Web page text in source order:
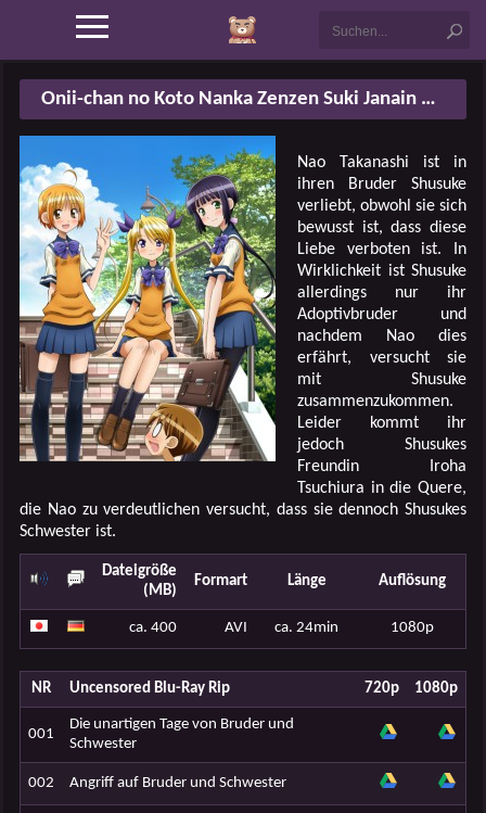
Onii-chan no Koto Nanka Zenzen Suki Janain Dakara ne!!
Nao Takanashi ist in
ihren Bruder Shusuke
verliebt, obwohl sie sich
bewusst ist, dass diese
Liebe verboten ist. In
Wirklichkeit ist Shusuke
allerdings nur ihr
Adoptivbruder und
nachdem Nao dies
erfährt, versucht sie
mit Shusuke
zusammenzukommen.
Leider kommt ihr
jedoch Shusukes
Freundin Iroha
Tsuchiura in die Quere,
die Nao zu verdeutlichen versucht, dass sie dennoch Shusukes
Schwester ist.
Dateigröße
(MB)
Formart Länge Auflösung
ca. 400 AVI ca. 24min 1080p
NR Uncensored Blu-Ray Rip 720p 1080p
001
Die unartigen Tage von Bruder und
Schwester
002 Angriff auf Bruder und Schwester